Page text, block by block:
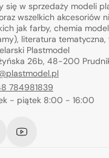
się w sprzedaży modeli
wszelkich akcesoriów
jak farby, chemia
literatura tematyczna,
Plastmodel
26b, 48-200
784981839
- piątek 8:00 - 16:00
YouTube